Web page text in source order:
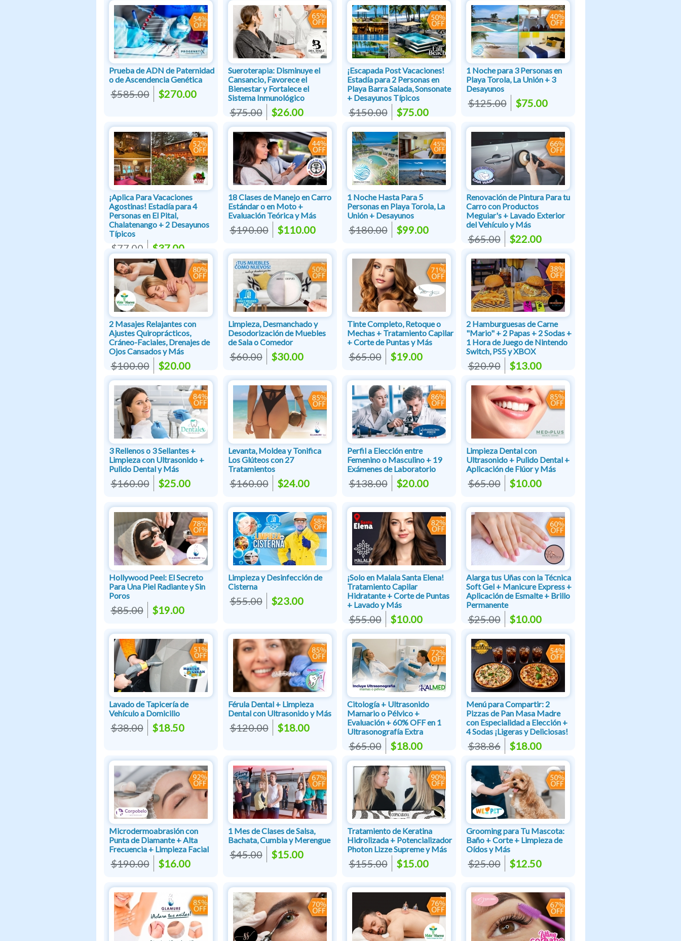
Prueba de ADN de Paternidad
o de Ascendencia Genética
$585.00 $270.00
Sueroterapia: Disminuye el
Cansancio, Favorece el
Bienestar y Fortalece el
Sistema Inmunológico
$75.00 $26.00
¡Escapada Post Vacaciones!
Estadía para 2 Personas en
Playa Barra Salada, Sonsonate
+ Desayunos Típicos
$150.00 $75.00
1 Noche para 3 Personas en
Playa Torola, La Unión + 3
Desayunos
$125.00 $75.00
¡Aplica Para Vacaciones
Agostinas! Estadía para 4
Personas en El Pital,
Chalatenango + 2 Desayunos
Típicos
$77.00 $37.00
18 Clases de Manejo en Carro
Estándar o en Moto +
Evaluación Teórica y Más
$190.00 $110.00
1 Noche Hasta Para 5
Personas en Playa Torola, La
Unión + Desayunos
$180.00 $99.00
Renovación de Pintura Para tu
Carro con Productos
Meguiar's + Lavado Exterior
del Vehículo y Más
$65.00 $22.00
2 Masajes Relajantes con
Ajustes Quiroprácticos,
Cráneo-Faciales, Drenajes de
Ojos Cansados y Más
$100.00 $20.00
Limpieza, Desmanchado y
Desodorización de Muebles
de Sala o Comedor
$60.00 $30.00
Tinte Completo, Retoque o
Mechas + Tratamiento Capilar
+ Corte de Puntas y Más
$65.00 $19.00
2 Hamburguesas de Carne
"Mario" + 2 Papas + 2 Sodas +
1 Hora de Juego de Nintendo
Switch, PS5 y XBOX
$20.90 $13.00
3 Rellenos o 3 Sellantes +
Limpieza con Ultrasonido +
Pulido Dental y Más
$160.00 $25.00
Levanta, Moldea y Tonifica
Los Glúteos con 27
Tratamientos
$160.00 $24.00
Perfil a Elección entre
Femenino o Masculino + 19
Exámenes de Laboratorio
$138.00 $20.00
Limpieza Dental con
Ultrasonido + Pulido Dental +
Aplicación de Flúor y Más
$65.00 $10.00
Hollywood Peel: El Secreto
Para Una Piel Radiante y Sin
Poros
$85.00 $19.00
Limpieza y Desinfección de
Cisterna
$55.00 $23.00
¡Solo en Malala Santa Elena!
Tratamiento Capilar
Hidratante + Corte de Puntas
+ Lavado y Más
$55.00 $10.00
Alarga tus Uñas con la Técnica
Soft Gel + Manicure Express +
Aplicación de Esmalte + Brillo
Permanente
$25.00 $10.00
Lavado de Tapicería de
Vehículo a Domicilio
$38.00 $18.50
Férula Dental + Limpieza
Dental con Ultrasonido y Más
$120.00 $18.00
Citología + Ultrasonido
Mamario o Pélvico +
Evaluación + 60% OFF en 1
Ultrasonografía Extra
$65.00 $18.00
Menú para Compartir: 2
Pizzas de Pan Masa Madre
con Especialidad a Elección +
4 Sodas ¡Ligeras y Deliciosas!
$38.86 $18.00
Microdermoabrasión con
Punta de Diamante + Alta
Frecuencia + Limpieza Facial
$190.00 $16.00
1 Mes de Clases de Salsa,
Bachata, Cumbia y Merengue
$45.00 $15.00
Tratamiento de Keratina
Hidrolizada + Potencializador
Photon Lizze Supreme y Más
$155.00 $15.00
Grooming para Tu Mascota:
Baño + Corte + Limpieza de
Oídos y Más
$25.00 $12.50